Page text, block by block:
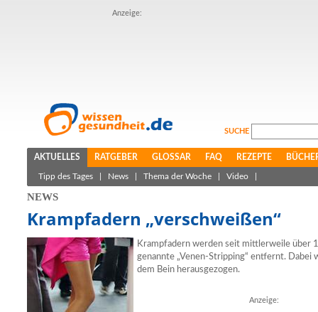
Anzeige:
SUCHE
AKTUELLES RATGEBER GLOSSAR FAQ REZEPTE
Tipp des Tages News Thema der Woche Video
NEWS
Krampfadern „verschweißen“
Krampfadern werden seit mittlerweile über
genannte „Venen-Stripping“ entfernt.
dem Bein herausgezogen.
Anzeige: